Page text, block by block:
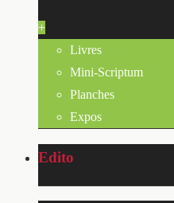
+
Livres
Mini-Scriptum
Planches
Expos
Edito